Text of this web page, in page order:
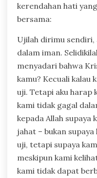
kerendahan hati
bersama:
Ujilah dirimu sendiri,
dalam iman.
menyadari bahwa
kamu? Kecuali kalau
uji. Tetapi aku harap
kami tidak gagal
kepada Allah supaya
jahat – bukan
uji, tetapi supaya
meskipun kami
kami tidak dapat